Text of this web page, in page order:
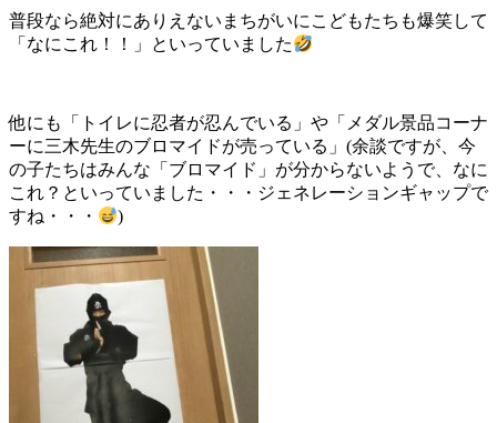
普段なら絶対にありえないまちがいにこどもたちも爆笑して
「なにこれ！！」といっていました
他にも「トイレに忍者が忍んでいる」や「メダル景品コーナ
ーに三木先生のブロマイドが売っている」(余談ですが、今
の子たちはみんな「ブロマイド」が分からないようで、なに
これ？といっていました・・・ジェネレーションギャップで
すね・・・
)